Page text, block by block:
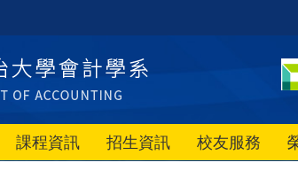
課程資訊 招生資訊 校友服務